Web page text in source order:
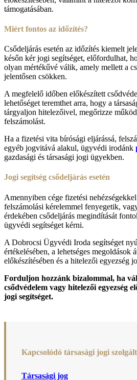
támogatásában.
Miért fontos az időzítés?
Csődeljárás esetén az időzítés kiemelt
későn kér jogi segítséget, előfordulhat,
olyan mértékűvé válik, amely mellett a
jelentősen csökken.
A megfelelő időben előkészített
lehetőséget teremthet arra, hogy a
tárgyaljon hitelezőivel, megőrizze
felszámolást.
Ha a fizetési vita bírósági eljárássá,
egyéb jogvitává alakul, ügyvédi irodánk
gazdasági és társasági jogi ügyekben.
Jogi segítség csődeljárás esetén
Amennyiben cége fizetési
felszámolási kérelemmel fenyegetik,
érdekében csődeljárás megindítását
ügyvédi segítséget kérni.
A Dobrocsi Ügyvédi Iroda segítséget
értékelésében, a lehetséges megoldások
előkészítésében és a hitelezői egyezség
Forduljon hozzánk bizalommal, ha
csődvédelem vagy hitelezői egyezség
jogi segítséget.
Kapcsolódó társasági jogi
Társasági jog